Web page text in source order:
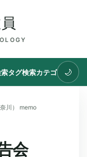
タグ検索カテゴリ 🌙
川） memo
会